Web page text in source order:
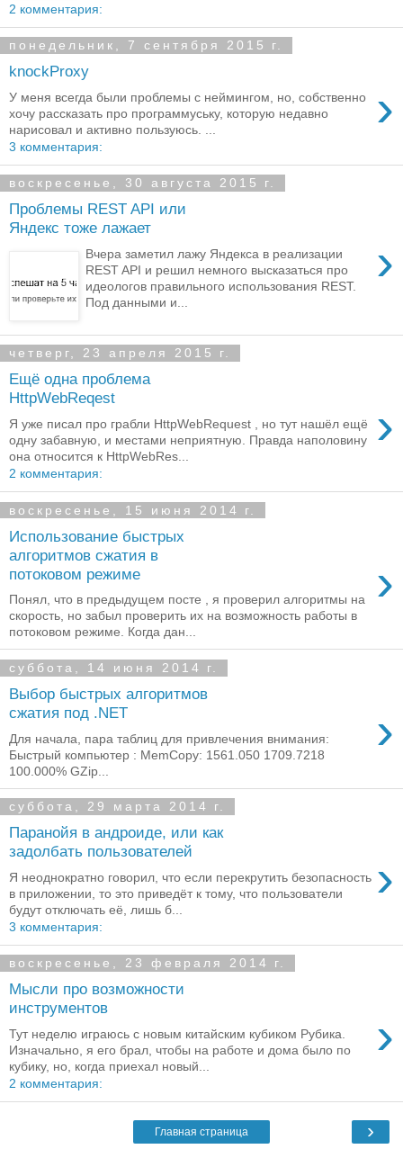
2 комментария:
понедельник, 7 сентября 2015 г.
knockProxy
›
У меня всегда были проблемы с неймингом, но, собственно
хочу рассказать про программуську, которую недавно
нарисовал и активно пользуюсь. ...
3 комментария:
воскресенье, 30 августа 2015 г.
Проблемы REST API или
Яндекс тоже лажает
›
Вчера заметил лажу Яндекса в реализации
REST API и решил немного высказаться про
идеологов правильного использования REST.
Под данными и...
четверг, 23 апреля 2015 г.
Ещё одна проблема
HttpWebReqest
›
Я уже писал про грабли HttpWebRequest , но тут нашёл ещё
одну забавную, и местами неприятную. Правда наполовину
она относится к HttpWebRes...
2 комментария:
воскресенье, 15 июня 2014 г.
Использование быстрых
алгоритмов сжатия в
потоковом режиме
›
Понял, что в предыдущем посте , я проверил алгоритмы на
скорость, но забыл проверить их на возможность работы в
потоковом режиме. Когда дан...
суббота, 14 июня 2014 г.
Выбор быстрых алгоритмов
сжатия под .NET
›
Для начала, пара таблиц для привлечения внимания:
Быстрый компьютер : MemCopy: 1561.050 1709.7218
100.000% GZip...
суббота, 29 марта 2014 г.
Паранойя в андроиде, или как
задолбать пользователей
›
Я неоднократно говорил, что если перекрутить безопасность
в приложении, то это приведёт к тому, что пользователи
будут отключать её, лишь б...
3 комментария:
воскресенье, 23 февраля 2014 г.
Мысли про возможности
инструментов
›
Тут неделю играюсь с новым китайским кубиком Рубика.
Изначально, я его брал, чтобы на работе и дома было по
кубику, но, когда приехал новый...
2 комментария:
›
Главная страница